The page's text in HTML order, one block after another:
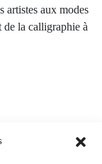
artistes aux modes
de la calligraphie à
de Paris.